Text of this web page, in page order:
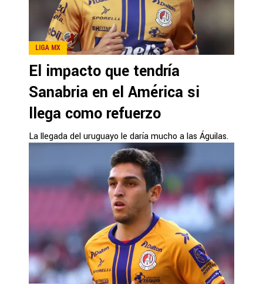
LIGA MX
El impacto que tendría
Sanabria en el América si
llega como refuerzo
La llegada del uruguayo le daría mucho a las Águilas.